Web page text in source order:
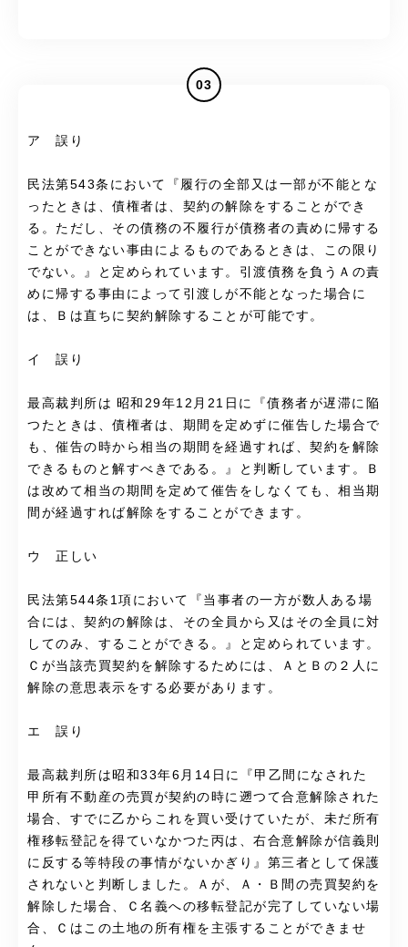
03
ア 誤り
民法第543条において『履行の全部又は一部が不能とな
ったときは、債権者は、契約の解除をすることができ
る。ただし、その債務の不履行が債務者の責めに帰する
ことができない事由によるものであるときは、この限り
でない。』と定められています。引渡債務を負うＡの責
めに帰する事由によって引渡しが不能となった場合に
は、Ｂは直ちに契約解除することが可能です。
イ 誤り
最高裁判所は 昭和29年12月21日に『債務者が遅滞に陥
つたときは、債権者は、期間を定めずに催告した場合で
も、催告の時から相当の期間を経過すれば、契約を解除
できるものと解すべきである。』と判断しています。Ｂ
は改めて相当の期間を定めて催告をしなくても、相当期
間が経過すれば解除をすることができます。
ウ 正しい
民法第544条1項において『当事者の一方が数人ある場
合には、契約の解除は、その全員から又はその全員に対
してのみ、することができる。』と定められています。
Ｃが当該売買契約を解除するためには、ＡとＢの２人に
解除の意思表示をする必要があります。
エ 誤り
最高裁判所は昭和33年6月14日に『甲乙間になされた
甲所有不動産の売買が契約の時に遡つて合意解除された
場合、すでに乙からこれを買い受けていたが、未だ所有
権移転登記を得ていなかつた丙は、右合意解除が信義則
に反する等特段の事情がないかぎり』第三者として保護
されないと判断しました。Ａが、Ａ・Ｂ間の売買契約を
解除した場合、Ｃ名義への移転登記が完了していない場
合、Ｃはこの土地の所有権を主張することができませ